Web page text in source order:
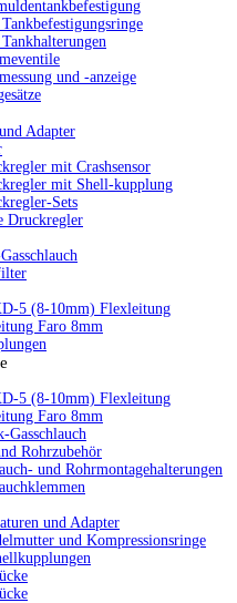
und -anzeige
Adapter
mit Crashsensor
mit Shell-kupplung
Sets
Druckregler
5 (8-10mm) Flexleitung
Faro 8mm
5 (8-10mm) Flexleitung
Faro 8mm
Gasschlauch
Rohrzubehör
und Rohrmontagehalterungen
und Adapter
und Kompressionsringe